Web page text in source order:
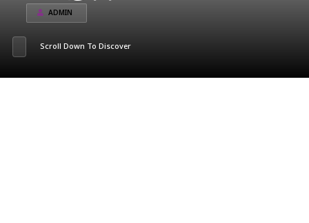
ADMIN
Scroll Down To Discover